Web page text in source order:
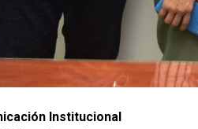
Institucional